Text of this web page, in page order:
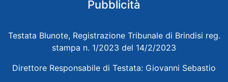
Pubblicità
Testata Blunote, Registrazione Tribunale di Brindisi reg.
stampa n. 1/2023 del 14/2/2023
Direttore Responsabile di Testata: Giovanni Sebastio